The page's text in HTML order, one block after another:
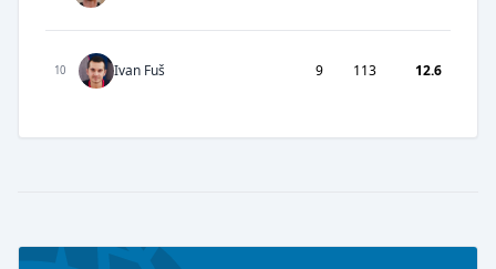
10 Ivan Fuš 9 113 12.6